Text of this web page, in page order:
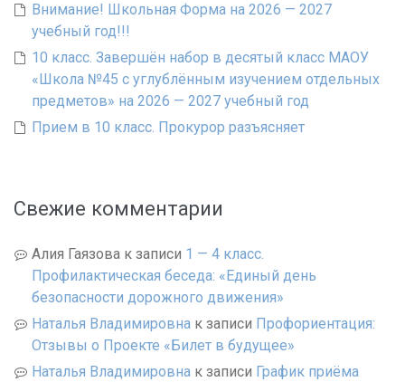
Внимание! Школьная Форма на 2026 — 2027
учебный год!!!
10 класс. Завершён набор в десятый класс МАОУ
«Школа №45 с углублённым изучением отдельных
предметов» на 2026 — 2027 учебный год
Прием в 10 класс. Прокурор разъясняет
Свежие комментарии
Алия Гаязова к записи 1 — 4 класс.
Профилактическая беседа: «Единый день
безопасности дорожного движения»
Наталья Владимировна к записи Профориентация:
Отзывы о Проекте «Билет в будущее»
Наталья Владимировна к записи График приёма